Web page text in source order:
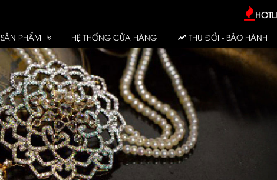
SẢN PHẨM HỆ THỐNG CỬA HÀNG THU ĐỔI - BẢO HÀNH